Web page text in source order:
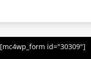
[mc4wp_form id="30309"]